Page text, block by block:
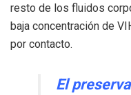
resto de los fluidos
baja concentración de
por contacto.
El